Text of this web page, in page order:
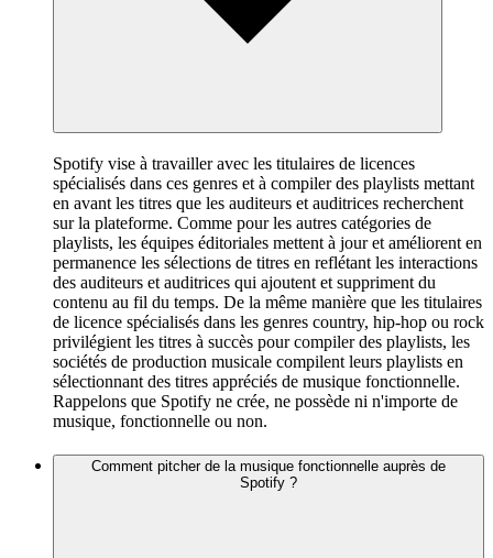
Spotify vise à travailler avec les titulaires de licences
spécialisés dans ces genres et à compiler des playlists mettant
en avant les titres que les auditeurs et auditrices recherchent
sur la plateforme. Comme pour les autres catégories de
playlists, les équipes éditoriales mettent à jour et améliorent en
permanence les sélections de titres en reflétant les interactions
des auditeurs et auditrices qui ajoutent et suppriment du
contenu au fil du temps. De la même manière que les titulaires
de licence spécialisés dans les genres country, hip-hop ou rock
privilégient les titres à succès pour compiler des playlists, les
sociétés de production musicale compilent leurs playlists en
sélectionnant des titres appréciés de musique fonctionnelle.
Rappelons que Spotify ne crée, ne possède ni n'importe de
musique, fonctionnelle ou non.
Comment pitcher de la musique fonctionnelle auprès de
Spotify ?